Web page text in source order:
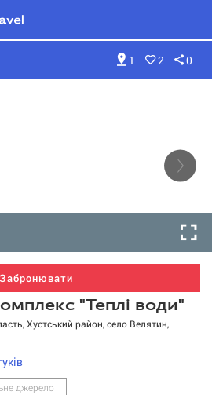
1 2 0
Забронювати
"Теплі води"
Хустський район, село Велятин,
джерело
комплекс
води"